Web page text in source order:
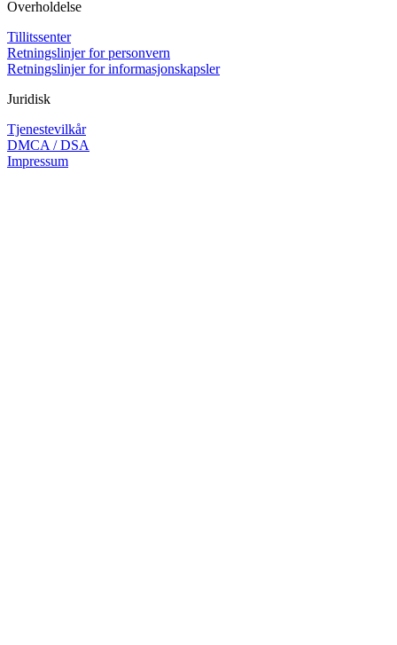
Overholdelse
Tillitssenter
Retningslinjer for personvern
Retningslinjer for informasjonskapsler
Juridisk
Tjenestevilkår
DMCA / DSA
Impressum